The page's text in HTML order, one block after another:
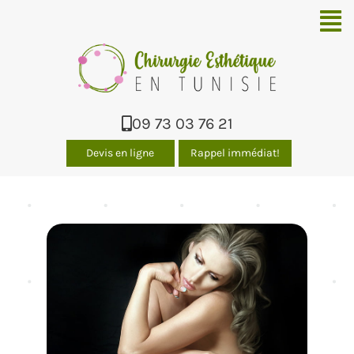
09 73 03 76 21
Devis en ligne Rappel immédiat!